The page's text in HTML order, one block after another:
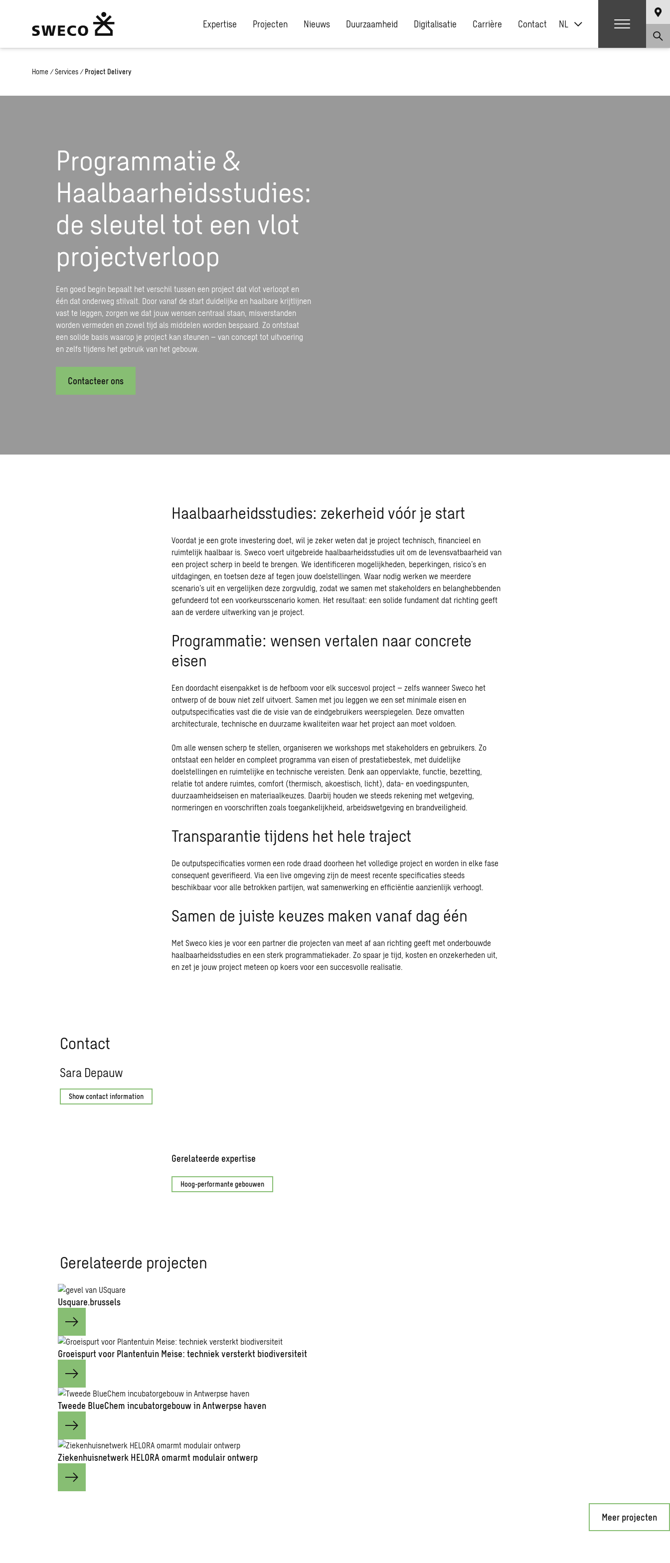
Expertise Projecten Nieuws Duurzaamheid Digitalisatie Carrière Contact NL
Home / Services / Project Delivery
Programmatie &
Haalbaarheidsstudies:
de sleutel tot een vlot
projectverloop
Een goed begin bepaalt het verschil tussen een project dat vlot verloopt en
één dat onderweg stilvalt. Door vanaf de start duidelijke en haalbare krijtlijnen
vast te leggen, zorgen we dat jouw wensen centraal staan, misverstanden
worden vermeden en zowel tijd als middelen worden bespaard. Zo ontstaat
een solide basis waarop je project kan steunen – van concept tot uitvoering
en zelfs tijdens het gebruik van het gebouw.
Contacteer ons
Haalbaarheidsstudies: zekerheid vóór je start
Voordat je een grote investering doet, wil je zeker weten dat je project technisch, financieel en
ruimtelijk haalbaar is. Sweco voert uitgebreide haalbaarheidsstudies uit om de levensvatbaarheid van
een project scherp in beeld te brengen. We identificeren mogelijkheden, beperkingen, risico’s en
uitdagingen, en toetsen deze af tegen jouw doelstellingen. Waar nodig werken we meerdere
scenario’s uit en vergelijken deze zorgvuldig, zodat we samen met stakeholders en belanghebbenden
gefundeerd tot een voorkeursscenario komen. Het resultaat: een solide fundament dat richting geeft
aan de verdere uitwerking van je project.
Programmatie: wensen vertalen naar concrete
eisen
Een doordacht eisenpakket is de hefboom voor elk succesvol project – zelfs wanneer Sweco het
ontwerp of de bouw niet zelf uitvoert. Samen met jou leggen we een set minimale eisen en
outputspecificaties vast die de visie van de eindgebruikers weerspiegelen. Deze omvatten
architecturale, technische en duurzame kwaliteiten waar het project aan moet voldoen.
Om alle wensen scherp te stellen, organiseren we workshops met stakeholders en gebruikers. Zo
ontstaat een helder en compleet programma van eisen of prestatiebestek, met duidelijke
doelstellingen en ruimtelijke en technische vereisten. Denk aan oppervlakte, functie, bezetting,
relatie tot andere ruimtes, comfort (thermisch, akoestisch, licht), data- en voedingspunten,
duurzaamheidseisen en materiaalkeuzes. Daarbij houden we steeds rekening met wetgeving,
normeringen en voorschriften zoals toegankelijkheid, arbeidswetgeving en brandveiligheid.
Transparantie tijdens het hele traject
De outputspecificaties vormen een rode draad doorheen het volledige project en worden in elke fase
consequent geverifieerd. Via een live omgeving zijn de meest recente specificaties steeds
beschikbaar voor alle betrokken partijen, wat samenwerking en efficiëntie aanzienlijk verhoogt.
Samen de juiste keuzes maken vanaf dag één
Met Sweco kies je voor een partner die projecten van meet af aan richting geeft met onderbouwde
haalbaarheidsstudies en een sterk programmatiekader. Zo spaar je tijd, kosten en onzekerheden uit,
en zet je jouw project meteen op koers voor een succesvolle realisatie.
Contact
Sara Depauw
Show contact information
Gerelateerde expertise
Hoog-performante gebouwen
Gerelateerde projecten
Usquare.brussels
Groeispurt voor Plantentuin Meise: techniek versterkt biodiversiteit
Tweede BlueChem incubatorgebouw in Antwerpse haven
Ziekenhuisnetwerk HELORA omarmt modulair ontwerp
Meer projecten